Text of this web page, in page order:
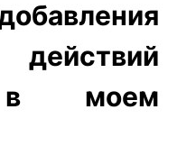
в моем